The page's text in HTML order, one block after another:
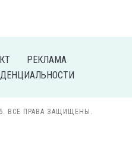
РЕКЛАМА
ВСЕ ПРАВА ЗАЩИЩЕНЫ.